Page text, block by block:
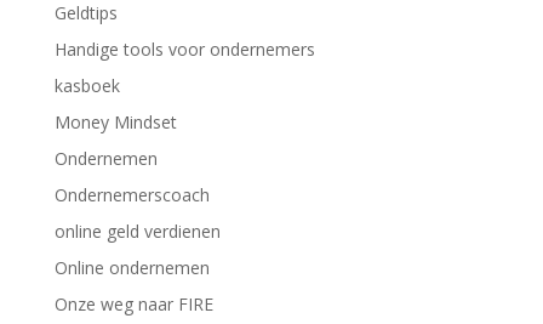
Geldtips
Handige tools voor ondernemers
kasboek
Money Mindset
Ondernemen
Ondernemerscoach
online geld verdienen
Online ondernemen
Onze weg naar FIRE